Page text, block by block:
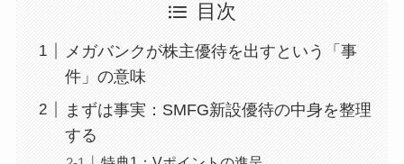
目次
メガバンクが株主優待を出すという「事
件」の意味
まずは事実：SMFG新設優待の中身を整理
する